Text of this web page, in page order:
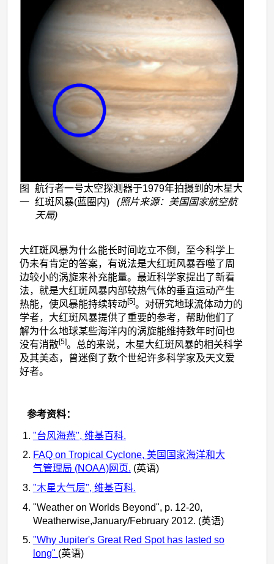
图
一
航行者一号太空探测器于1979年拍摄到的木星大
红斑风暴(蓝圈内)(照片来源：美国国家航空航
天局)
大红斑风暴为什么能长时间屹立不倒，至今科学上
仍未有肯定的答案，有说法是大红斑风暴吞噬了周
边较小的涡旋来补充能量。最近科学家提出了新看
法，就是大红斑风暴内部较热气体的垂直运动产生
热能，使风暴能持续转动[5]。对研究地球流体动力的
学者，大红斑风暴提供了重要的参考，帮助他们了
解为什么地球某些海洋内的涡旋能维持数年时间也
没有消散[5]。总的来说，木星大红斑风暴的相关科学
及其美态，曾迷倒了数个世纪许多科学家及天文爱
好者。
参考资料：
"台风海燕", 维基百科.
FAQ on Tropical Cyclone, 美国国家海洋和大
气管理局 (NOAA)网页. (英语)
"木星大气层", 维基百科.
"Weather on Worlds Beyond", p. 12-20,
Weatherwise,January/February 2012. (英语)
"Why Jupiter's Great Red Spot has lasted so
long" (英语)